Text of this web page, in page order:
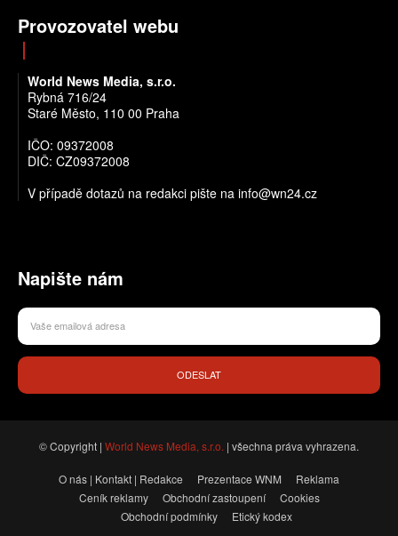
Provozovatel webu
World News Media, s.r.o.
Rybná 716/24
Staré Město, 110 00 Praha
IČO: 09372008
DIČ: CZ09372008
V případě dotazů na redakci pište na info@wn24.cz
Napište nám
ODESLAT
© Copyright | World News Media, s.r.o. | všechna práva vyhrazena.
O nás | Kontakt | Redakce Prezentace WNM
Reklama
Ceník reklamy
Obchodní zastoupení
Cookies
Obchodní podmínky
Etický kodex